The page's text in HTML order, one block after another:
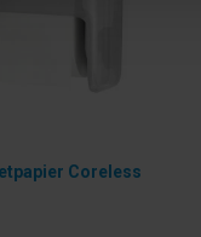
Coreless